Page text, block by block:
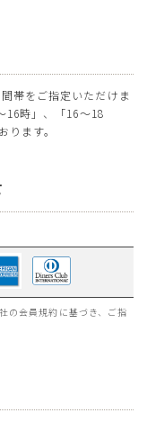
帯をご指定いただけま
16時」、「16～18
ます。
の会員規約に基づき、ご指